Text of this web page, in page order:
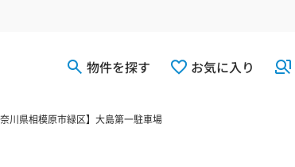
物件を探す お気に入り
川県相模原市緑区】大島第一駐車場